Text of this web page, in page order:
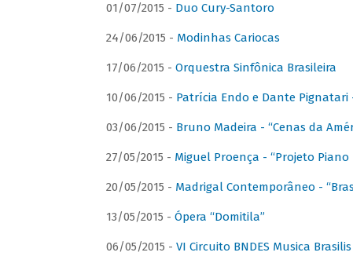
01/07/2015 - Duo Cury-Santoro
24/06/2015 - Modinhas Cariocas
17/06/2015 - Orquestra Sinfônica Brasileira
10/06/2015 - Patrícia Endo e Dante Pignatari
03/06/2015 - Bruno Madeira - “Cenas da
27/05/2015 - Miguel Proença - “Projeto Piano
20/05/2015 - Madrigal Contemporâneo -
13/05/2015 - Ópera “Domitila”
06/05/2015 - VI Circuito BNDES Musica